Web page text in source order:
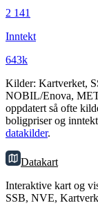
2 141
Inntekt
643k
Kilder: Kartverket,
NOBIL/Enova,
oppdatert så ofte
boligpriser og
datakilder.
Datakart
Interaktive kart og
SSB, NVE,